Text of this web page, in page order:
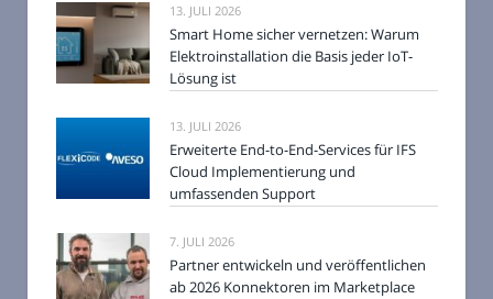
13. JULI 2026
Smart Home sicher vernetzen: Warum
Elektroinstallation die Basis jeder IoT-
Lösung ist
13. JULI 2026
Erweiterte End-to-End-Services für IFS
Cloud Implementierung und
umfassenden Support
7. JULI 2026
Partner entwickeln und veröffentlichen
ab 2026 Konnektoren im Marketplace